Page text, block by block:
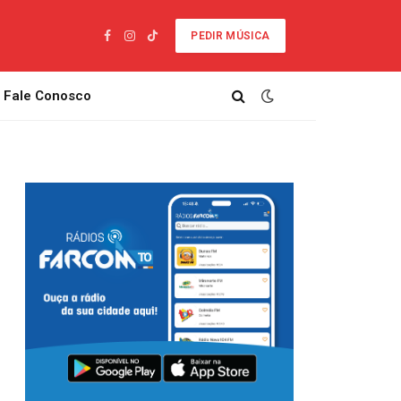
Facebook
Instagram
TikTok
PEDIR MÚSICA
Fale Conosco